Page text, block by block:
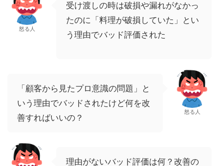
怒る人
受け渡しの時は破損や漏れがなかっ
たのに「料理が破損していた」とい
う理由でバッド評価された
「顧客から見たプロ意識の問題」と
いう理由でバッドされたけど何を改
善すればいいの？
怒る人
理由がないバッド評価は何？改善の